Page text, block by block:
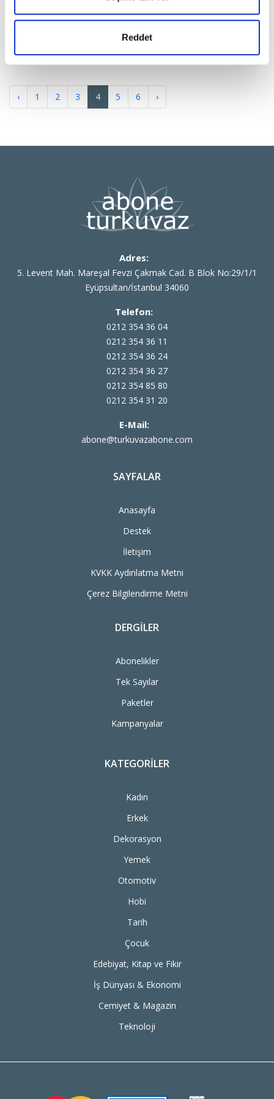
Reddet
TEK SAYI
TEK SAYI
‹ 1 2 3 4 5 6 ›
Adres:
5. Levent Mah. Mareşal Fevzi Çakmak Cad. B Blok No:29/1/1
Eyüpsultan/İstanbul 34060
Telefon:
0212 354 36 04
0212 354 36 11
0212 354 36 24
0212 354 36 27
0212 354 85 80
0212 354 31 20
E-Mail:
abone@turkuvazabone.com
SAYFALAR
Anasayfa
Destek
İletişim
KVKK Aydınlatma Metni
Çerez Bilgilendirme Metni
DERGILER
Abonelikler
Tek Sayılar
Paketler
Kampanyalar
KATEGORILER
Kadın
Erkek
Dekorasyon
Yemek
Otomotiv
Hobi
Tarih
Çocuk
Edebiyat, Kitap ve Fikir
İş Dünyası & Ekonomi
Cemiyet & Magazin
Teknoloji